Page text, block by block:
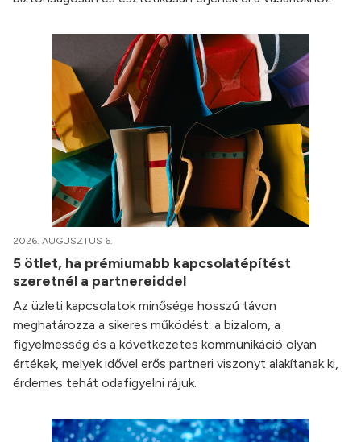
2026. AUGUSZTUS 6.
5 ötlet, ha prémiumabb kapcsolatépítést
szeretnél a partnereiddel
Az üzleti kapcsolatok minősége hosszú távon
meghatározza a sikeres működést: a bizalom, a
figyelmesség és a következetes kommunikáció olyan
értékek, melyek idővel erős partneri viszonyt alakítanak ki,
érdemes tehát odafigyelni rájuk.